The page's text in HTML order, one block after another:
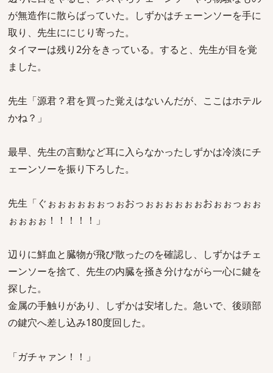
が無造作に散らばっていた。しずかはチェーンソーを手に
取り、先生ににじり寄った。
タイマーは残り2分をきっている。すると、先生が目を覚
ました。
先生「源君？君を買った覚えはないんだが、ここはホテル
かね？」
最早、先生の言動など耳に入らなかったしずかは冷淡にチ
ェーンソーを振り下ろした。
先生「ぐぉぉぉぉぉぉっぉおっぉぉぉぉぉぉおぉぉっぉぉ
ぉぉぉぉ！！！！！」
辺りに鮮血と臓物が飛び散ったのを確認し、しずかはチェ
ーンソーを捨て、先生の内臓を掻き分けながら一心に鍵を
探した。
金属の手触りがあり、しずかは安堵した。急いで、後頭部
の鍵穴へ差し込み180度回した。
「ガチャァン！！」